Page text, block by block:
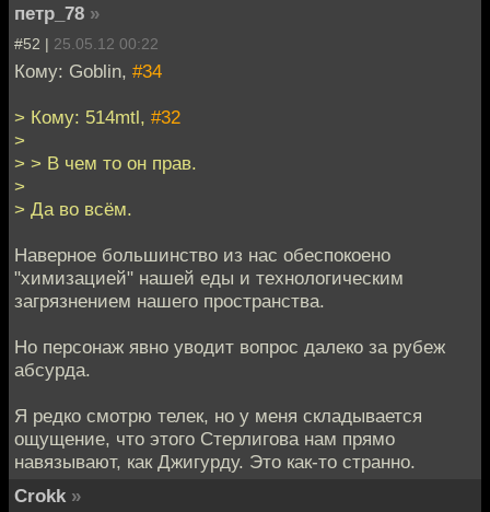
петр_78 »
#52 | 25.05.12 00:22
Кому: Goblin, #34
> Кому: 514mtl, #32
>
> > В чем то он прав.
>
> Да во всём.
Наверное большинство из нас обеспокоено
"химизацией" нашей еды и технологическим
загрязнением нашего пространства.
Но персонаж явно уводит вопрос далеко за рубеж
абсурда.
Я редко смотрю телек, но у меня складывается
ощущение, что этого Стерлигова нам прямо
навязывают, как Джигурду. Это как-то странно.
Crokk »